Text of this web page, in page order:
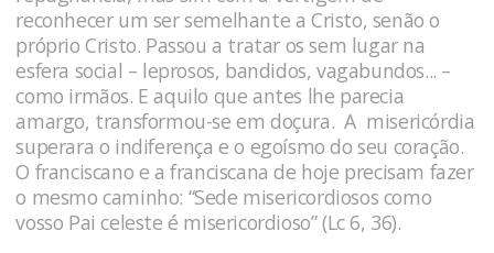
reconhecer um ser semelhante a Cristo, senão o
próprio Cristo. Passou a tratar os sem lugar na
esfera social – leprosos, bandidos, vagabundos... –
como irmãos. E aquilo que antes lhe parecia
amargo, transformou-se em doçura. A misericórdia
superara o indiferença e o egoísmo do seu coração.
O franciscano e a franciscana de hoje precisam fazer
o mesmo caminho: “Sede misericordiosos como
vosso Pai celeste é misericordioso” (Lc 6, 36).